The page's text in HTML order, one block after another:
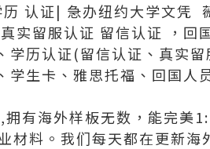
历 认证| 急办纽约大学文
真实留服认证 留信认证 ，
学历认证(留信认证、真实
生卡、雅思托福、回国人
拥有海外样板无数，能完
料。我们每天都在更新海